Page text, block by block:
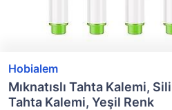
Hobialem
Mıknatıslı Tahta Kalemi,
Tahta Kalemi, Yeşil Renk